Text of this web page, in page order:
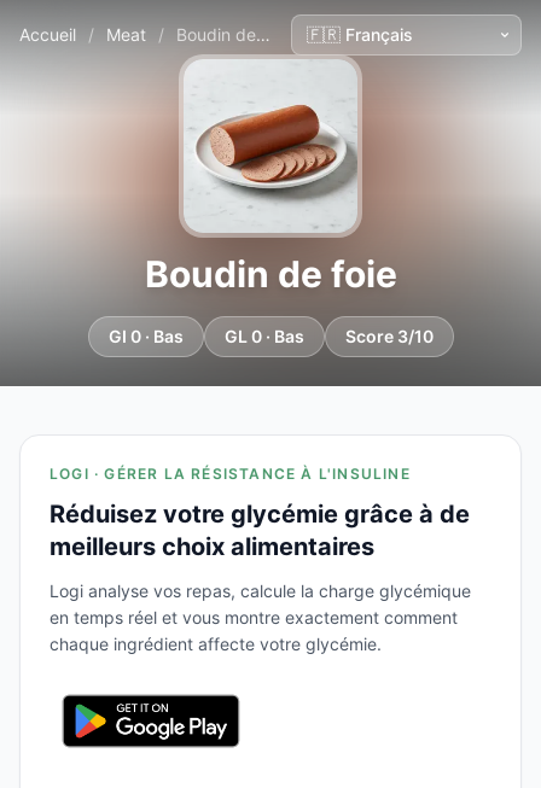
Accueil / Meat / Boudin de foie
Boudin de foie
GI 0 · Bas GL 0 · Bas Score 3/10
LOGI · GÉRER LA RÉSISTANCE À L'INSULINE
Réduisez votre glycémie grâce à de
meilleurs choix alimentaires
Logi analyse vos repas, calcule la charge glycémique
en temps réel et vous montre exactement comment
chaque ingrédient affecte votre glycémie.